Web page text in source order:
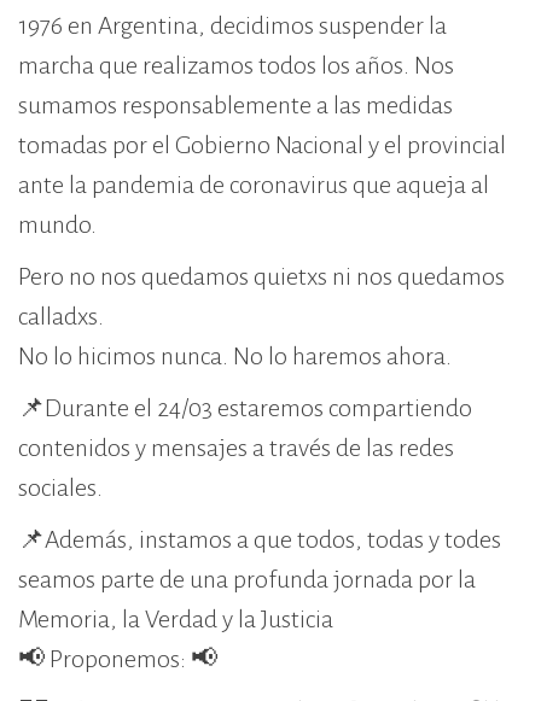
1976 en Argentina, decidimos suspender la
marcha que realizamos todos los años. Nos
sumamos responsablemente a las medidas
tomadas por el Gobierno Nacional y el provincial
ante la pandemia de coronavirus que aqueja al
mundo.
Pero no nos quedamos quietxs ni nos quedamos
calladxs.
No lo hicimos nunca. No lo haremos ahora.
📌Durante el 24/03 estaremos compartiendo
contenidos y mensajes a través de las redes
sociales.
📌Además, instamos a que todos, todas y todes
seamos parte de una profunda jornada por la
Memoria, la Verdad y la Justicia
📢 Proponemos: 📢